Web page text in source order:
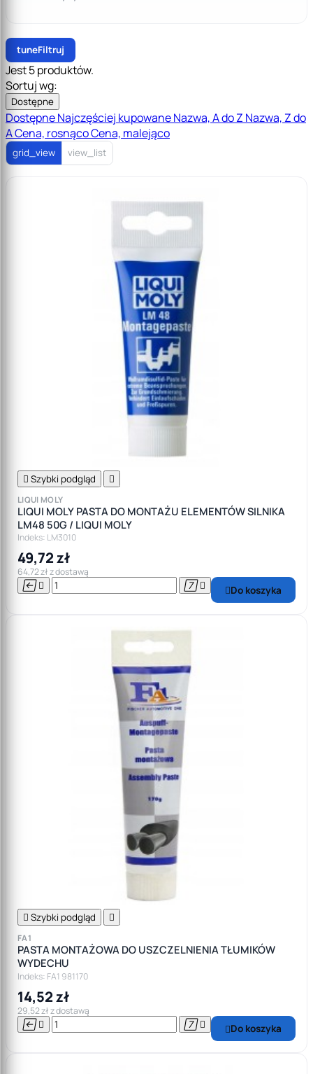
tuneFiltruj
Jest 5 produktów.
Sortuj wg:
Dostępne
DostępneNajczęściej kupowaneNazwa, A do Z Nazwa, Z do
ACena, rosnącoCena, malejąco
grid_view view_list
 Szybki podgląd 
LIQUI MOLY
LIQUI MOLY PASTA DO MONTAŻU ELEMENTÓW SILNIKA
LM48 50G / LIQUI MOLY
Indeks: LM3010
49,72 zł
64,72 zł z dostawą
    Do koszyka
 Szybki podgląd 
FA1
PASTA MONTAŻOWA DO USZCZELNIENIA TŁUMIKÓW
WYDECHU
Indeks: FA1 981170
14,52 zł
29,52 zł z dostawą
    Do koszyka